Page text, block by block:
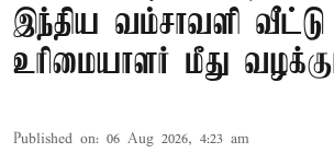
இந்திய வம்சாவளி வீட்டு
உரிமையாளர் மீது
Published on: 06 Aug 2026, 4:23 am